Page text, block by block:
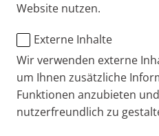
Website nutzen.
Externe Inhalte
Wir verwenden externe
um Ihnen zusätzliche
Funktionen anzubieten
nutzerfreundlich zu
Die Erkrankung COPD,
Raucherkrankheit
stark. Wenn Sie mehr
Krankheitsverlauf oder
erfahren möchten,